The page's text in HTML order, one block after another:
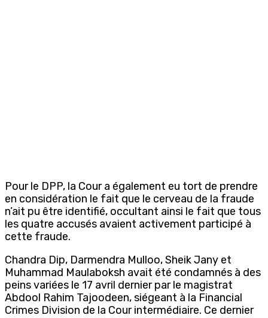
Pour le DPP, la Cour a également eu tort de prendre
en considération le fait que le cerveau de la fraude
n’ait pu être identifié, occultant ainsi le fait que tous
les quatre accusés avaient activement participé à
cette fraude.
Chandra Dip, Darmendra Mulloo, Sheik Jany et
Muhammad Maulaboksh avait été condamnés à des
peins variées le 17 avril dernier par le magistrat
Abdool Rahim Tajoodeen, siégeant à la Financial
Crimes Division de la Cour intermédiaire. Ce dernier